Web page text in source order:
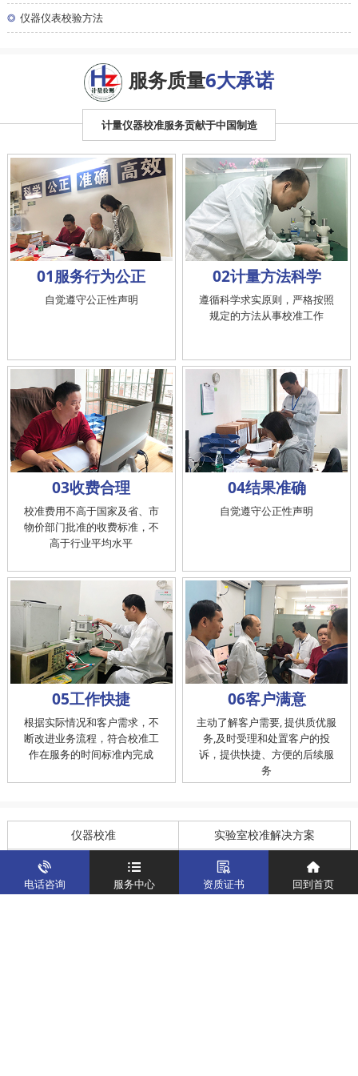
◎ 仪器仪表校验方法
服务质量6大承诺
计量仪器校准服务贡献于中国制造
01服务行为公正
自觉遵守公正性声明
02计量方法科学
遵循科学求实原则，严格按照
规定的方法从事校准工作
03收费合理
校准费用不高于国家及省、市
物价部门批准的收费标准，不
高于行业平均水平
04结果准确
自觉遵守公正性声明
05工作快捷
根据实际情况和客户需求，不
断改进业务流程，符合校准工
作在服务的时间标准内完成
06客户满意
主动了解客户需要, 提供质优服
务,及时受理和处置客户的投
诉，提供快捷、方便的后续服
务
仪器校准 实验室校准解决方案
制造仪器校准解决方案 计量校准实验室
关于我们 新闻资讯
电话咨询 服务中心 资质证书 回到首页